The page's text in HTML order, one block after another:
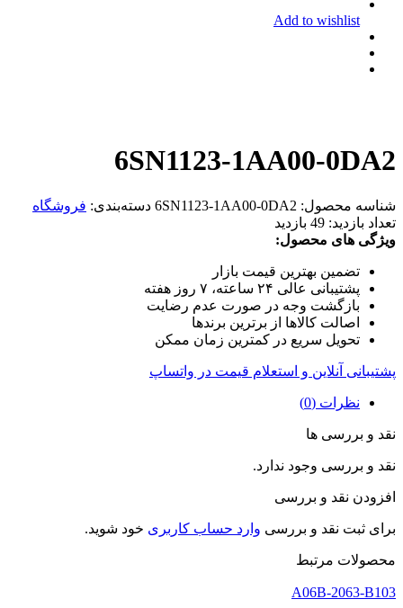
Add to wishlist
6SN1123-1AA00-0DA2
شناسه محصول: 6SN1123-1AA00-0DA2 دسته‌بندی: فروشگاه
تعداد بازدید: 49 بازدید
ویژگی های محصول:
تضمین بهترین قیمت بازار
پشتیبانی عالی ۲۴ ساعته، ۷ روز هفته
بازگشت وجه در صورت عدم رضایت
اصالت کالاها از برترین برندها
تحویل سریع در کمترین زمان ممکن
پشتیبانی آنلاین و استعلام قیمت در واتساپ
نظرات (0)
نقد و بررسی ها
نقد و بررسی وجود ندارد.
افزودن نقد و بررسی
برای ثبت نقد و بررسی وارد حساب کاربری خود شوید.
محصولات مرتبط
A06B-2063-B103